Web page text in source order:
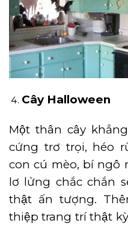
Cây Halloween
Một thân cây
cứng trơ trọi, héo
con cú mèo, bí ngô
lơ lửng chắc chắn
thật ấn tượng.
thiệp trang trí thật